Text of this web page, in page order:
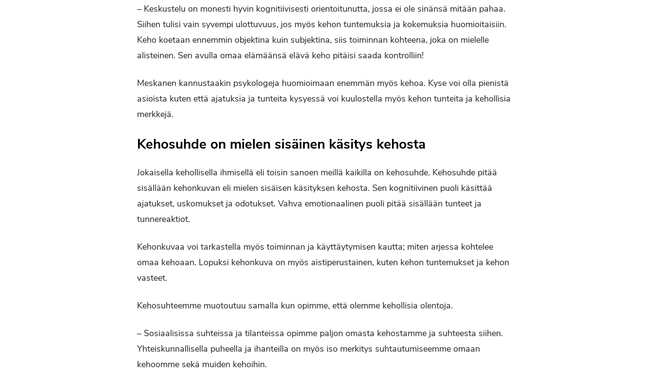
– Keskustelu on monesti hyvin kognitiivisesti orientoitunutta, jossa ei ole sinänsä mitään pahaa.
Siihen tulisi vain syvempi ulottuvuus, jos myös kehon tuntemuksia ja kokemuksia huomioitaisiin.
Keho koetaan ennemmin objektina kuin subjektina, siis toiminnan kohteena, joka on mielelle
alisteinen. Sen avulla omaa elämäänsä elävä keho pitäisi saada kontrolliin!
Meskanen kannustaakin psykologeja huomioimaan enemmän myös kehoa. Kyse voi olla pienistä
asioista kuten että ajatuksia ja tunteita kysyessä voi kuulostella myös kehon tunteita ja kehollisia
merkkejä.
Kehosuhde on mielen sisäinen käsitys kehosta
Jokaisella kehollisella ihmisellä eli toisin sanoen meillä kaikilla on kehosuhde. Kehosuhde pitää
sisällään kehonkuvan eli mielen sisäisen käsityksen kehosta. Sen kognitiivinen puoli käsittää
ajatukset, uskomukset ja odotukset. Vahva emotionaalinen puoli pitää sisällään tunteet ja
tunnereaktiot.
Kehonkuvaa voi tarkastella myös toiminnan ja käyttäytymisen kautta; miten arjessa kohtelee
omaa kehoaan. Lopuksi kehonkuva on myös aistiperustainen, kuten kehon tuntemukset ja kehon
vasteet.
Kehosuhteemme muotoutuu samalla kun opimme, että olemme kehollisia olentoja.
– Sosiaalisissa suhteissa ja tilanteissa opimme paljon omasta kehostamme ja suhteesta siihen.
Yhteiskunnallisella puheella ja ihanteilla on myös iso merkitys suhtautumiseemme omaan
kehoomme sekä muiden kehoihin.